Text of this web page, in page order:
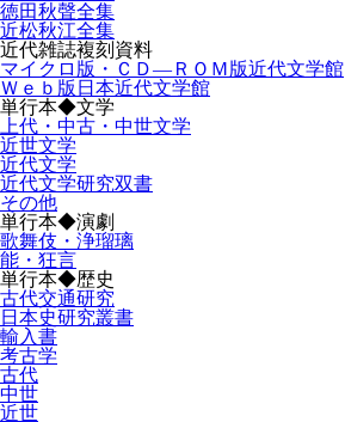
徳田秋聲全集
近松秋江全集
近代雑誌複刻資料
マイクロ版・ＣＤ―ＲＯＭ版近代文学館
Ｗｅｂ版日本近代文学館
単行本◆文学
上代・中古・中世文学
近世文学
近代文学
近代文学研究双書
その他
単行本◆演劇
歌舞伎・浄瑠璃
能・狂言
単行本◆歴史
古代交通研究
日本史研究叢書
輸入書
考古学
古代
中世
近世